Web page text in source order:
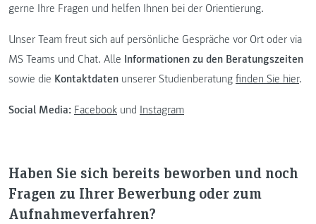
gerne Ihre Fragen und helfen Ihnen bei der Orientierung.
Unser Team freut sich auf persönliche Gespräche vor Ort oder via
MS Teams und Chat. Alle Informationen zu den Beratungszeiten
sowie die Kontaktdaten unserer Studienberatung finden Sie hier.
Social Media: Facebook und Instagram
Haben Sie sich bereits beworben und noch
Fragen zu Ihrer Bewerbung oder zum
Aufnahmeverfahren?